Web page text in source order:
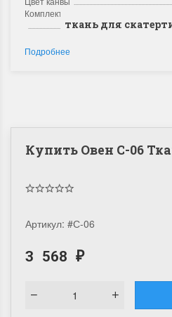
Комплектация
ткань для
Подробнее
Купить Овен С-06
Артикул: #С-06
3 568 ₽